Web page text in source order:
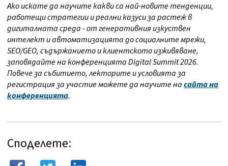
Ако искате да научите какви са най-новите тенденции,
работещи стратегии и реални казуси за растеж в
дигиталната среда - от генеративния изкуствен
интелект и автоматизацията до социалните мрежи,
SEO/GEO, съдържанието и клиентското изживяване,
заповядайте на конференцията Digital Summit 2026.
Повече за събитието, лекторите и условията за
регистрация за участие можете да научите насайта на
конференцията.
Споделете: